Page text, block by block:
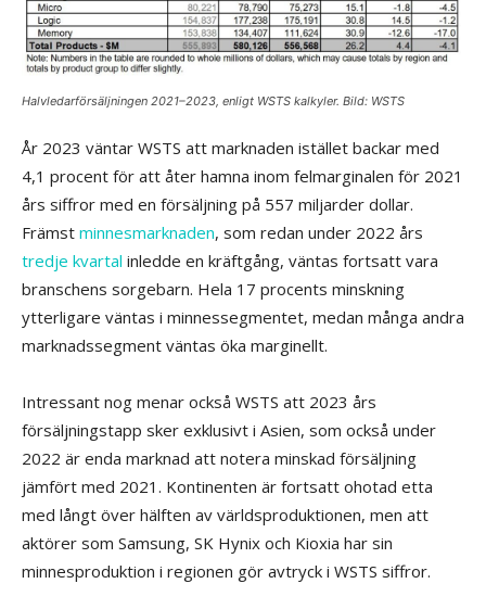
Halvledarförsäljningen 2021–2023, enligt WSTS kalkyler. Bild: WSTS
År 2023 väntar WSTS att marknaden istället backar med
4,1 procent för att åter hamna inom felmarginalen för 2021
års siffror med en försäljning på 557 miljarder dollar.
Främst minnesmarknaden, som redan under 2022 års
tredje kvartal inledde en kräftgång, väntas fortsatt vara
branschens sorgebarn. Hela 17 procents minskning
ytterligare väntas i minnessegmentet, medan många andra
marknadssegment väntas öka marginellt.
Intressant nog menar också WSTS att 2023 års
försäljningstapp sker exklusivt i Asien, som också under
2022 är enda marknad att notera minskad försäljning
jämfört med 2021. Kontinenten är fortsatt ohotad etta
med långt över hälften av världsproduktionen, men att
aktörer som Samsung, SK Hynix och Kioxia har sin
minnesproduktion i regionen gör avtryck i WSTS siffror.